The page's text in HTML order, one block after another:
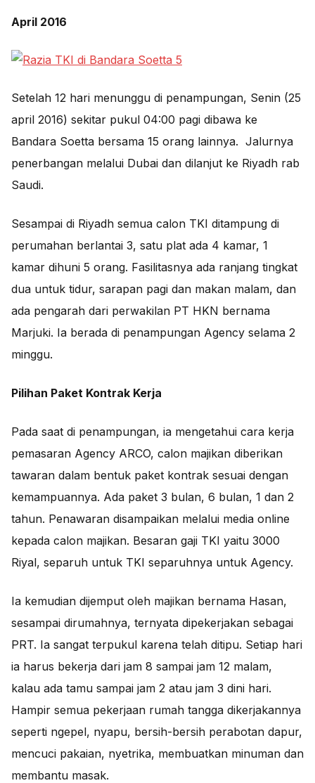
April 2016
Setelah 12 hari menunggu di penampungan, Senin (25
april 2016) sekitar pukul 04:00 pagi dibawa ke
Bandara Soetta bersama 15 orang lainnya. Jalurnya
penerbangan melalui Dubai dan dilanjut ke Riyadh rab
Saudi.
Sesampai di Riyadh semua calon TKI ditampung di
perumahan berlantai 3, satu plat ada 4 kamar, 1
kamar dihuni 5 orang. Fasilitasnya ada ranjang tingkat
dua untuk tidur, sarapan pagi dan makan malam, dan
ada pengarah dari perwakilan PT HKN bernama
Marjuki. Ia berada di penampungan Agency selama 2
minggu.
Pilihan Paket Kontrak Kerja
Pada saat di penampungan, ia mengetahui cara kerja
pemasaran Agency ARCO, calon majikan diberikan
tawaran dalam bentuk paket kontrak sesuai dengan
kemampuannya. Ada paket 3 bulan, 6 bulan, 1 dan 2
tahun. Penawaran disampaikan melalui media online
kepada calon majikan. Besaran gaji TKI yaitu 3000
Riyal, separuh untuk TKI separuhnya untuk Agency.
Ia kemudian dijemput oleh majikan bernama Hasan,
sesampai dirumahnya, ternyata dipekerjakan sebagai
PRT. Ia sangat terpukul karena telah ditipu. Setiap hari
ia harus bekerja dari jam 8 sampai jam 12 malam,
kalau ada tamu sampai jam 2 atau jam 3 dini hari.
Hampir semua pekerjaan rumah tangga dikerjakannya
seperti ngepel, nyapu, bersih-bersih perabotan dapur,
mencuci pakaian, nyetrika, membuatkan minuman dan
membantu masak.